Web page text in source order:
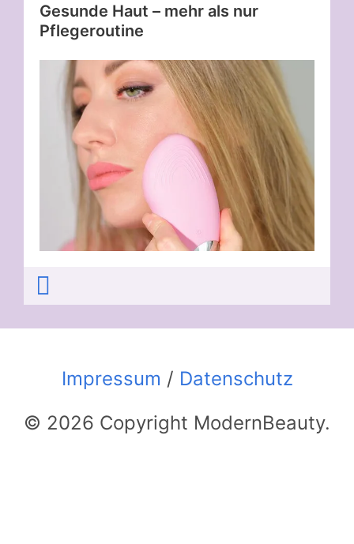
Gesunde Haut – mehr als nur
Pflegeroutine
Impressum / Datenschutz
© 2026 Copyright ModernBeauty.